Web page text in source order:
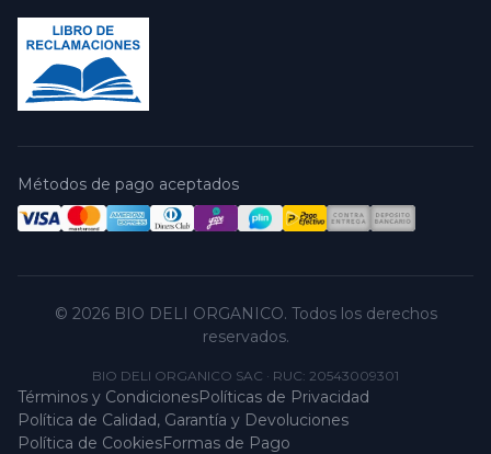
Métodos de pago aceptados
© 2026 BIO DELI ORGANICO. Todos los derechos
reservados.
BIO DELI ORGANICO SAC · RUC: 20543009301
Términos y CondicionesPolíticas de Privacidad
Política de Calidad, Garantía y Devoluciones
Política de CookiesFormas de Pago